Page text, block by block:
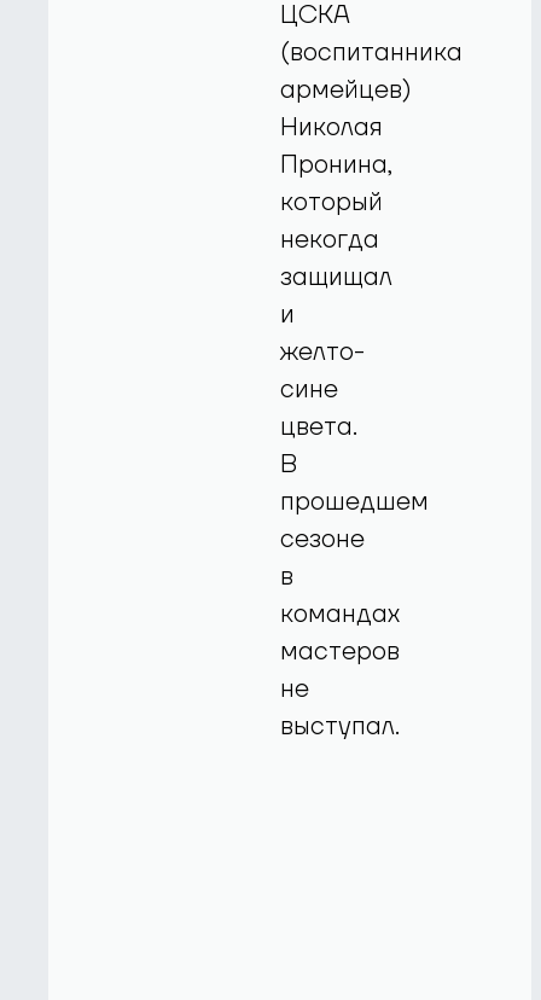
ЦСКА
(воспитанника
армейцев)
Николая
Пронина,
который
некогда
защищал
и
желто-
сине
цвета.
В
прошедшем
сезоне
в
командах
мастеров
не
выступал.